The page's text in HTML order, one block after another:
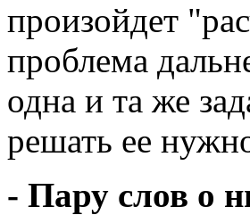
произойдет
проблема
одна и та же
решать ее
- Пару слов о